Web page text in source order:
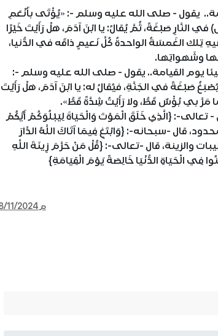
يقول - صلى الله عليه وسلم -: «يُؤْتَى بأَنْعَمِ
النَّارِ صَبْغَةً، ثُمَّ يُقالُ: يا ابْنَ آدَمَ، هلْ رَأَيْتَ خَيْرًا
تِلك الغَمسَةُ الواحدةُ كُلَّ نَعيمٍ ذاقَه في الدُّنيا،
وشَهواتِها.
يوم القيامة.. يقول - صلى الله عليه وسلم -:
صَبْغَةً في الجَنَّةِ، فيُقالُ له: يا ابْنَ آدَمَ، هلْ رَأَيْتَ
مَرَّ بي بُؤْسٌ قَطُّ، ولا رَأَيْتُ شِدَّةً قَطُّ».
- تعالى-: {الَّذِي خَلَقَ الْمَوْتَ وَالْحَيَاةَ لِيَبْلُوَكُمْ أَيُّكُمْ
بقدر محدود، قال -سبحانه-: {وَابْتَغِ فِيمَا آتَاكَ اللَّهُ الدَّارَ
مِنَ الدُّنْيَا} (القصص:77). من الطيبات والزينة، قال -تعالى-: {قُلْ مَنْ حَرَّمَ زِينَةَ اللَّهِ
فِي الْحَيَاةِ الدُّنْيَا خَالِصَةً يَوْمَ الْقِيَامَةِ}
18/11/2024م